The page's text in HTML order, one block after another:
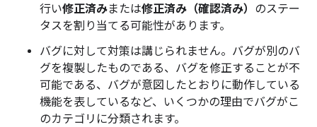
行い修正済みまたは修正済み（確認済み） のステー
タスを割り当てる可能性があります。
バグに対して対策は講じられません。バグが別のバ
グを複製したものである、バグを修正することが不
可能である、バグが意図したとおりに動作している
機能を表しているなど、いくつかの理由でバグがこ
のカテゴリに分類されます。